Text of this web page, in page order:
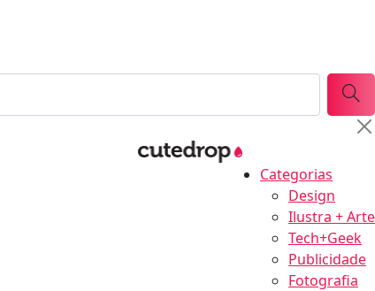
Categorias
Design
Ilustra + Arte
Tech+Geek
Publicidade
Fotografia